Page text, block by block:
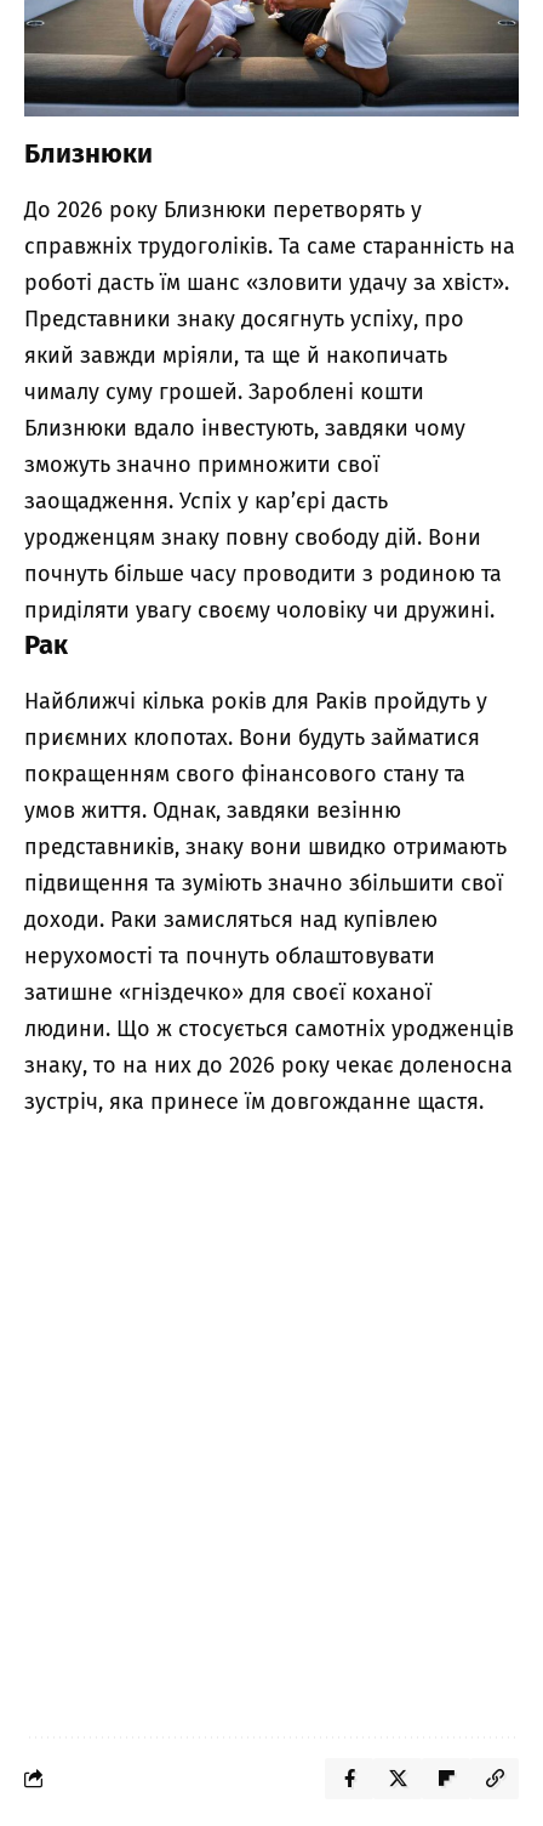
Близнюки
До 2026 року Близнюки перетворять у
справжніх трудоголіків. Та саме старанність на
роботі дасть їм шанс «зловити удачу за хвіст».
Представники знаку досягнуть успіху, про
який завжди мріяли, та ще й накопичать
чималу суму грошей. Зароблені кошти
Близнюки вдало інвестують, завдяки чому
зможуть значно примножити свої
заощадження. Успіх у кар’єрі дасть
уродженцям знаку повну свободу дій. Вони
почнуть більше часу проводити з родиною та
приділяти увагу своєму чоловіку чи дружині.
Рак
Найближчі кілька років для Раків пройдуть у
приємних клопотах. Вони будуть займатися
покращенням свого фінансового стану та
умов життя. Однак, завдяки везінню
представників, знаку вони швидко отримають
підвищення та зуміють значно збільшити свої
доходи. Раки замисляться над купівлею
нерухомості та почнуть облаштовувати
затишне «гніздечко» для своєї коханої
людини. Що ж стосується самотніх уродженців
знаку, то на них до 2026 року чекає доленосна
зустріч, яка принесе їм довгожданне щастя.